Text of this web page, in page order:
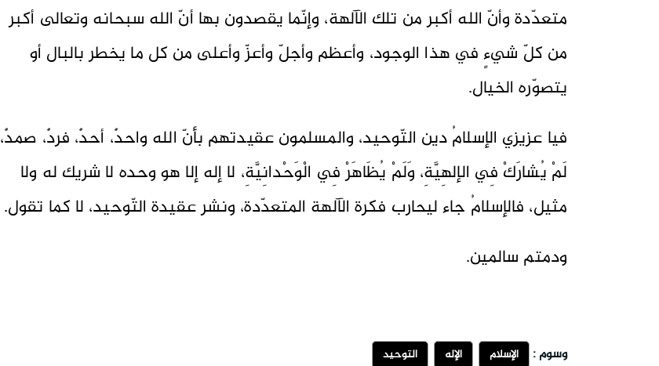
متعدّدة وأنّ الله أكبر من تلك الآلهة، وإنّما يقصدون بها أنّ الله سبحانه وتعالى أكبر
من كلّ شيءٍ في هذا الوجود، وأعظم وأجلّ وأعزّ وأعلى من كل ما يخطر بالبال أو
يتصوّره الخيال.
فيا عزيزي الإسلامُ دين التّوحيد، والمسلمون عقيدتهم بأنّ الله واحدٌ، أحدٌ، فردٌ، صمدٌ،
لَمْ يُشارَكْ فِي الإلهِيَّةِ، وَلَمْ يُظَاهَرْ فِي الْوَحْدانِيَّةِ، لا إله إلا هو وحده لا شريك له ولا
مثيل، فالإسلامُ جاء ليحارب فكرة الآلهة المتعدّدة، ونشر عقيدة التّوحيد، لا كما تقول.
ودمتم سالمين.
وسوم : الإسلام الإله التوحيد